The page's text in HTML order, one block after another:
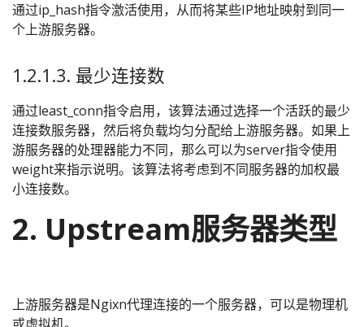
通过ip_hash指令激活使用，从而将某些IP地址映射到同一
个上游服务器。
1.2.1.3. 最少连接数
通过least_conn指令启用，该算法通过选择一个活跃的最少
连接数服务器，然后将负载均匀分配给上游服务器。如果上
游服务器的处理器能力不同，那么可以为server指令使用
weight来指示说明。该算法将考虑到不同服务器的加权最
小连接数。
2. Upstream服务器类型
上游服务器是Ngixn代理连接的一个服务器，可以是物理机